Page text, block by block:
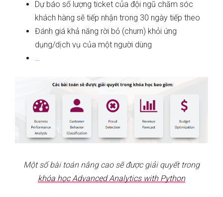
Dự báo số lượng ticket của đội ngũ chăm sóc
khách hàng sẽ tiếp nhận trong 30 ngày tiếp theo
Đánh giá khả năng rời bỏ (churn) khỏi ứng
dụng/dịch vụ của một người dùng
…
Một số bài toán nâng cao sẽ được giải quyết trong
khóa học Advanced Analytics with Python